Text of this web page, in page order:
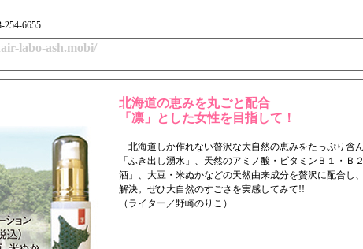
254-6655
labo-ash.mobi/
北海道の恵みを丸ごと配合
「凛」とした女性を目指して！
北海道しか作れない贅沢な大自然の恵みをたっぷり含
「ふき出し湧水」、天然のアミノ酸・ビタミンＢ１・
酒」、大豆・米ぬかなどの天然由来成分を贅沢に配合し
解決。ぜひ大自然のすごさを実感してみて!!
（ライター／野崎のりこ）